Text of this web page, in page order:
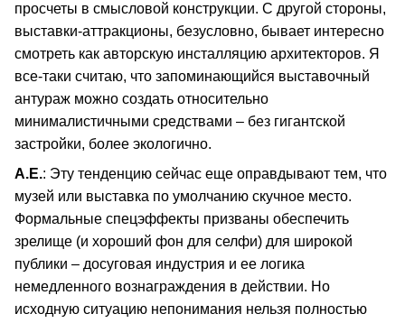
просчеты в смысловой конструкции. С другой стороны,
выставки-аттракционы, безусловно, бывает интересно
смотреть как авторскую инсталляцию архитекторов. Я
все-таки считаю, что запоминающийся выставочный
антураж можно создать относительно
минималистичными средствами – без гигантской
застройки, более экологично.
А.Е.: Эту тенденцию сейчас еще оправдывают тем, что
музей или выставка по умолчанию скучное место.
Формальные спецэффекты призваны обеспечить
зрелище (и хороший фон для селфи) для широкой
публики – досуговая индустрия и ее логика
немедленного вознаграждения в действии. Но
исходную ситуацию непонимания нельзя полностью